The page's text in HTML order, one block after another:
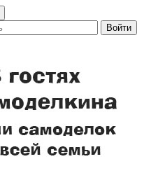
Войти